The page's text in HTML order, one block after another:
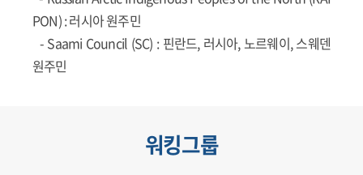
PON): 러시아 원주민
- Saami Council (SC) : 핀란드, 러시아, 노르웨이, 스웨덴
원주민
워킹그룹